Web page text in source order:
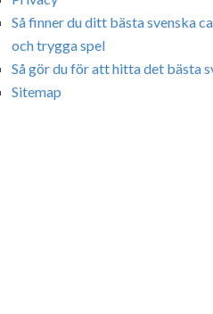
Så finner du ditt bästa svenska
och trygga spel
Så gör du för att hitta det bästa
Sitemap